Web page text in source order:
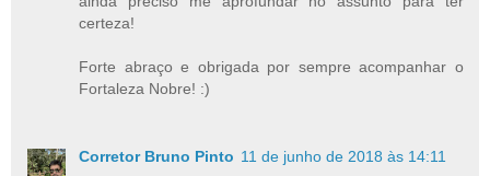
certeza!
Forte abraço e obrigada por sempre acompanhar o
Fortaleza Nobre! :)
Corretor Bruno Pinto 11 de junho de 2018 às 14:11